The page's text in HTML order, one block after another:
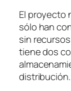
El proyecto
sólo han
sin
tiene dos
distribución.